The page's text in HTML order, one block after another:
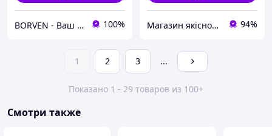
BORVEN - Ваш надежный поставщик техники, оборудования и инструмента 100% Магазин якісного інструменту Tools Shop 24/7 94%
1 2 3 ...
Показано 1 - 29 товаров из 100+
Смотри также